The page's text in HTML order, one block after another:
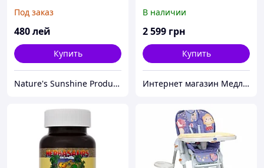
Под заказ
480лей
Купить
Nature's Sunshine Products
В наличии
2 599 грн
Купить
Интернет магазин Медлайф